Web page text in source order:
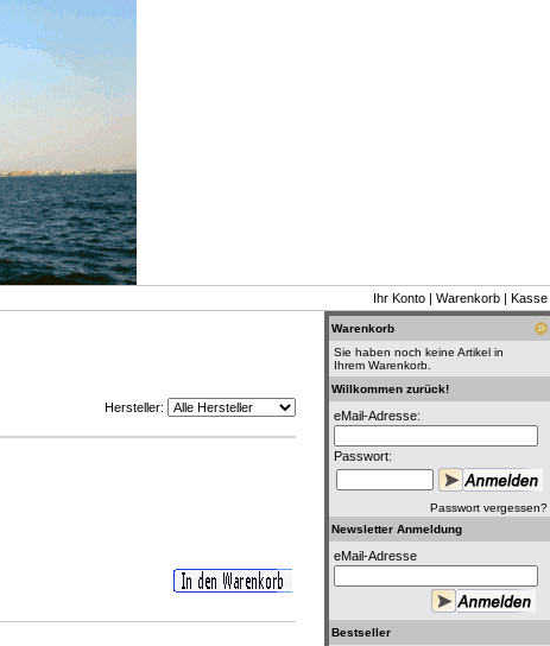
Ihr Konto | Warenkorb | Kasse
Hersteller:
Warenkorb
Sie haben noch keine Artikel in
Ihrem Warenkorb.
Willkommen zurück!
eMail-Adresse:
Passwort:
Passwort vergessen?
Newsletter Anmeldung
eMail-Adresse
Bestseller